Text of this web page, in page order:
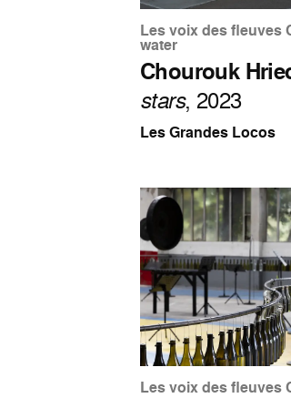
Les voix des fleuves
water
Chourouk
stars, 2023
Les Grandes Locos
Les voix des fleuves